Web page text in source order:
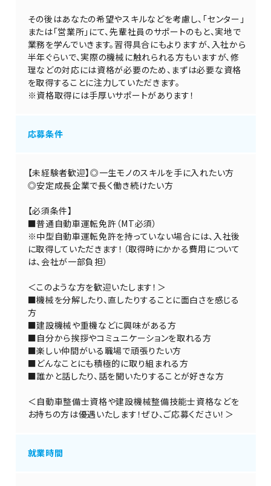
その後はあなたの希望やスキルなどを考慮し、「センター」
または「営業所」にて、先輩社員のサポートのもと、実地で
業務を学んでいきます。習得具合にもよりますが、入社から
半年ぐらいで、実際の機械に触れられる方もいますが、修
理などの対応には資格が必要のため、まずは必要な資格
を取得することに注力していただきます。
※資格取得には手厚いサポートがあります！
応募条件
【未経験者歓迎】◎一生モノのスキルを手に入れたい方
◎安定成長企業で長く働き続けたい方
【必須条件】
■普通自動車運転免許（MT必須）
※中型自動車運転免許を持っていない場合には、入社後
に取得していただきます！（取得時にかかる費用について
は、会社が一部負担）
＜このような方を歓迎いたします！＞
■機械を分解したり、直したりすることに面白さを感じる
方
■建設機械や重機などに興味がある方
■自分から挨拶やコミュニケーションを取れる方
■楽しい仲間がいる職場で頑張りたい方
■どんなことにも積極的に取り組まれる方
■誰かと話したり、話を聞いたりすることが好きな方
＜自動車整備士資格や建設機械整備技能士資格などを
お持ちの方は優遇いたします！ぜひ、ご応募ください！＞
就業時間